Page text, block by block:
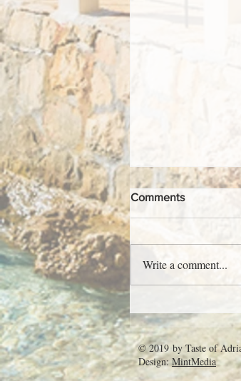
sajam
Comments
Write a comment...
© 2019 byTaste of
Design: MintMedia